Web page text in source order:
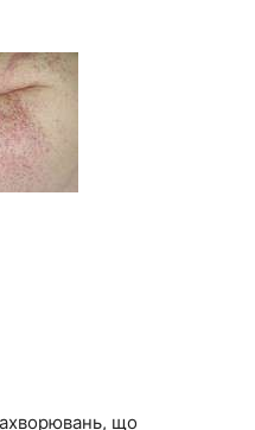
що